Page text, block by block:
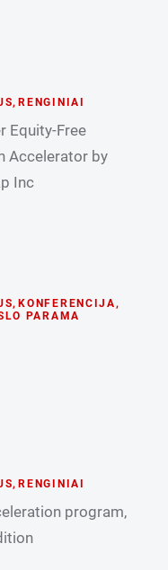
, RENGINIAI
Equity-Free
Accelerator by
Inc
, KONFERENCIJA,
PARAMA
, RENGINIAI
program,